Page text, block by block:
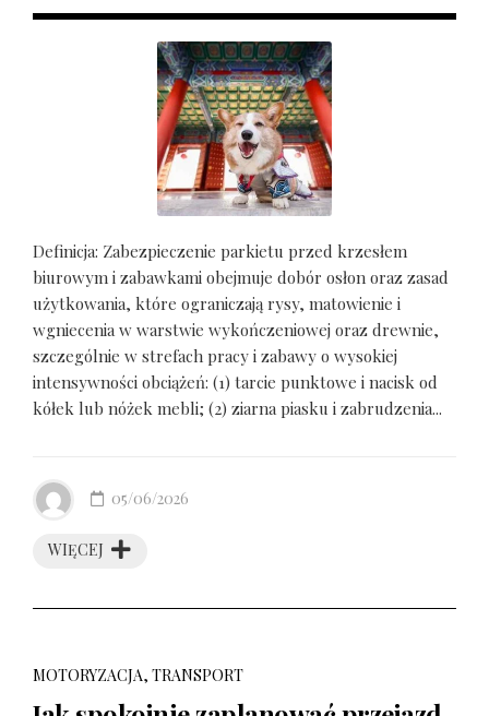
Definicja: Zabezpieczenie parkietu przed krzesłem
biurowym i zabawkami obejmuje dobór osłon oraz zasad
użytkowania, które ograniczają rysy, matowienie i
wgniecenia w warstwie wykończeniowej oraz drewnie,
szczególnie w strefach pracy i zabawy o wysokiej
intensywności obciążeń: (1) tarcie punktowe i nacisk od
kółek lub nóżek mebli; (2) ziarna piasku i zabrudzenia...
WIĘCEJ
05/06/2026
MOTORYZACJA, TRANSPORT